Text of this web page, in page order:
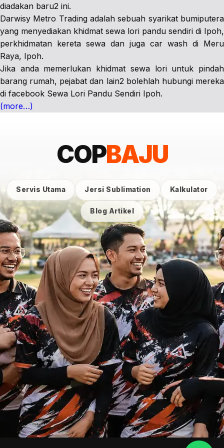
diadakan baru2 ini.
Darwisy Metro Trading adalah sebuah syarikat bumiputera
yang menyediakan khidmat sewa lori pandu sendiri di Ipoh,
perkhidmatan kereta sewa dan juga car wash di Meru
Raya, Ipoh.
Jika anda memerlukan khidmat sewa lori untuk pindah
barang rumah, pejabat dan lain2 bolehlah hubungi mereka
di facebook Sewa Lori Pandu Sendiri Ipoh.
(more…)
COPBAJU
Servis Utama Jersi Sublimation Kalkulator
Blog Artikel